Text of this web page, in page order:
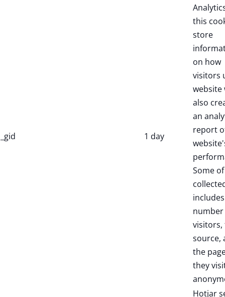
_gid 1 day
this
store
on how
visitors
website
also
an
report
Some
source,
the
they
Hotjar